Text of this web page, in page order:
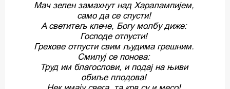
Maч зелен замахнут над Харалампијем,
само да се спусти!
A светитељ клече, Богу молбу диже:
Господе отпусти!
Грехове отпусти свим људима грешним.
Смилуј се понова:
Труд им благослови, и подај на њиви
обиље плодова!